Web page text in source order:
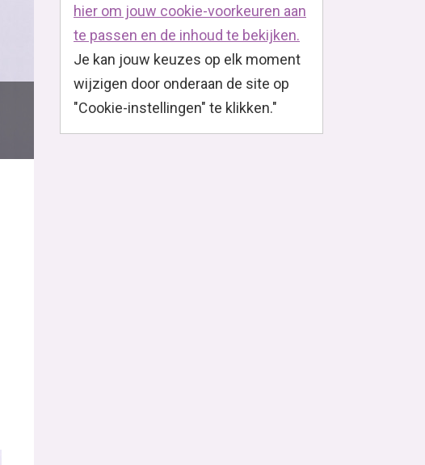
hier om jouw cookie-voorkeuren aan
te passen en de inhoud te bekijken.
Je kan jouw keuzes op elk moment
wijzigen door onderaan de site op
"Cookie-instellingen" te klikken."